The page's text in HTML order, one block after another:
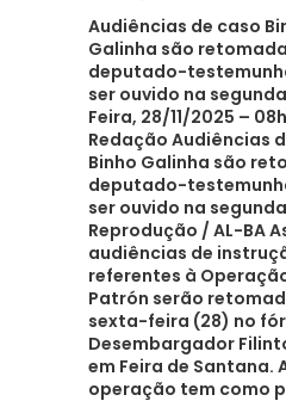
Audiências de caso
Galinha são
deputado-
ser ouvido na
Feira, 28/11/2025 –
Redação Audiências
Binho Galinha são
deputado-
ser ouvido na
Reprodução / AL-BA
audiências de
referentes à
Patrón serão
sexta-feira (28) no
Desembargador
em Feira de Santana.
operação tem como